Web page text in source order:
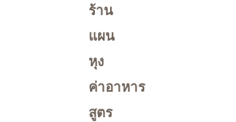
ร้าน
แผน
หุง
ค่าอาหาร
สูตร